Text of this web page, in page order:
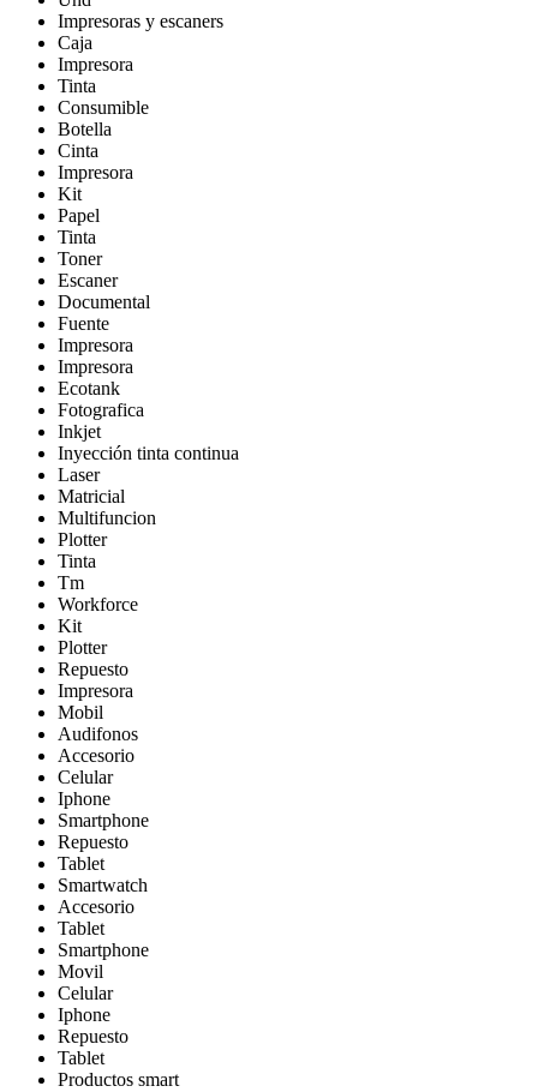
Impresoras y escaners
Caja
Impresora
Tinta
Consumible
Botella
Cinta
Impresora
Kit
Papel
Tinta
Toner
Escaner
Documental
Fuente
Impresora
Impresora
Ecotank
Fotografica
Inkjet
Inyección tinta continua
Laser
Matricial
Multifuncion
Plotter
Tinta
Tm
Workforce
Kit
Plotter
Repuesto
Impresora
Mobil
Audifonos
Accesorio
Celular
Iphone
Smartphone
Repuesto
Tablet
Smartwatch
Accesorio
Tablet
Smartphone
Movil
Celular
Iphone
Repuesto
Tablet
Productos smart